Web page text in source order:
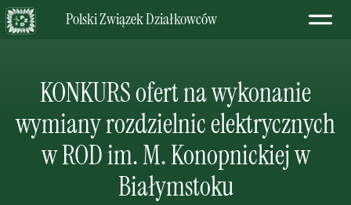
Polski Związek Działkowców
KONKURS ofert na wykonanie
wymiany rozdzielnic elektrycznych
w ROD im. M. Konopnickiej w
Białymstoku